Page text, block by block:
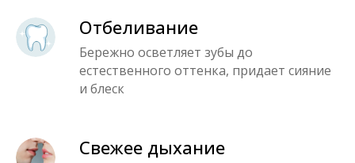
Отбеливание
Бережно осветляет зубы до
естественного оттенка, придает сияние
и блеск
Свежее дыхание